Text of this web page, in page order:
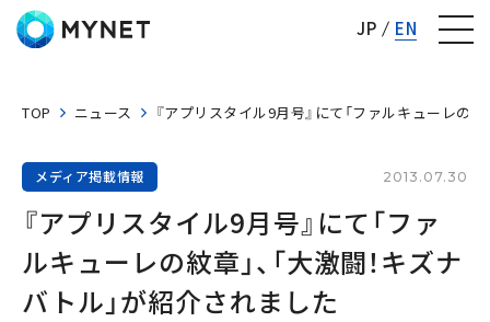
JP EN
TOP ニュース 『アプリスタイル9月号』にて「ファルキューレの紋
メディア掲載情報 2013.07.30
『アプリスタイル9月号』にて「ファ
ルキューレの紋章」、「大激闘！キズナ
バトル」が紹介されました